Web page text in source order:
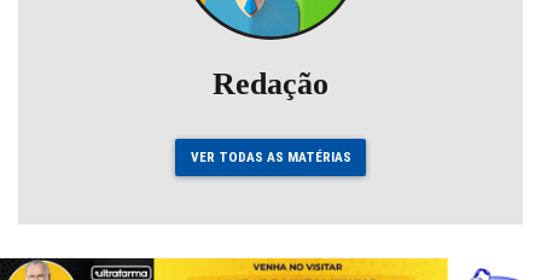
Redação
VER TODAS AS MATÉRIAS